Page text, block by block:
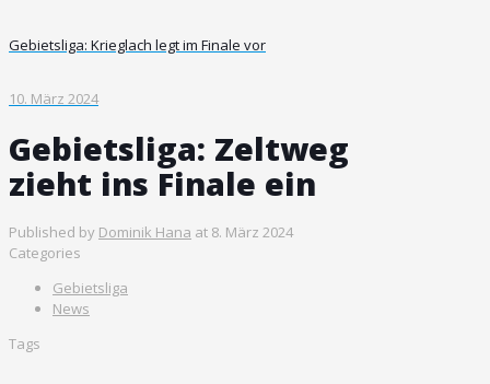
Gebietsliga: Krieglach legt im Finale vor
10. März 2024
Gebietsliga: Zeltweg
zieht ins Finale ein
Published by Dominik Hana at 8. März 2024
Categories
Gebietsliga
News
Tags